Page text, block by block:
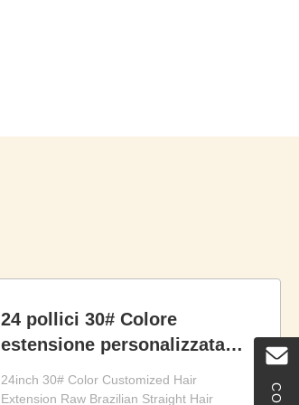
24 pollici 30# Colore
estensione personalizzata
di capelli dritti 100% non
24inch 30# Color Customized Hair
Extension Raw Brazilian Straight Hair